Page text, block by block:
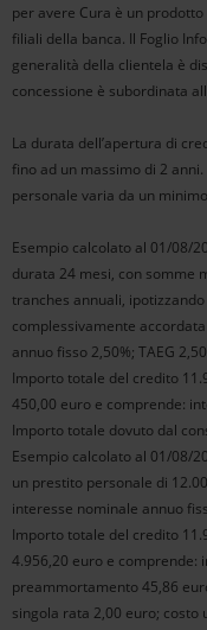
per avere Cura è un
filiali della banca. Il Foglio
generalità della clientela è
concessione è subordinata
La durata dell’apertura di
fino ad un massimo di 2
personale varia da un
Esempio calcolato al 01/08/
durata 24 mesi, con somme
tranches annuali,
complessivamente
annuo fisso 2,50%; TAEG
Importo totale del credito
450,00 euro e comprende:
Importo totale dovuto dal
Esempio calcolato al 01/08/
un prestito personale di
interesse nominale annuo
Importo totale del credito
4.956,20 euro e comprende:
preammortamento 45,86
singola rata 2,00 euro; costo